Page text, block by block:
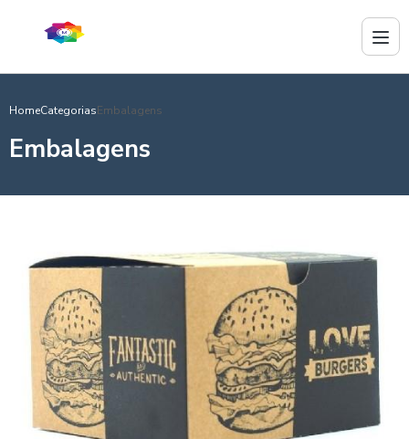
HomeCategoriasEmbalagens
Embalagens